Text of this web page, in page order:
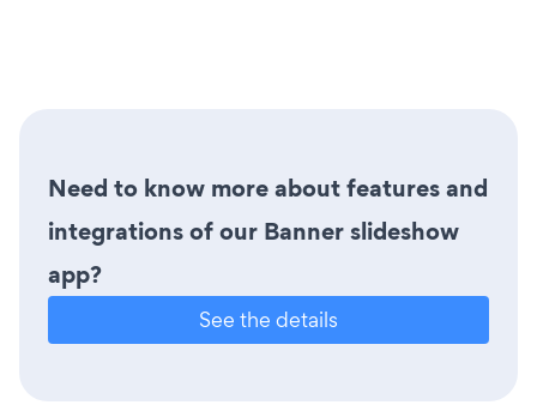
Need to know more about features and
integrations of our Banner slideshow
app?
See the details